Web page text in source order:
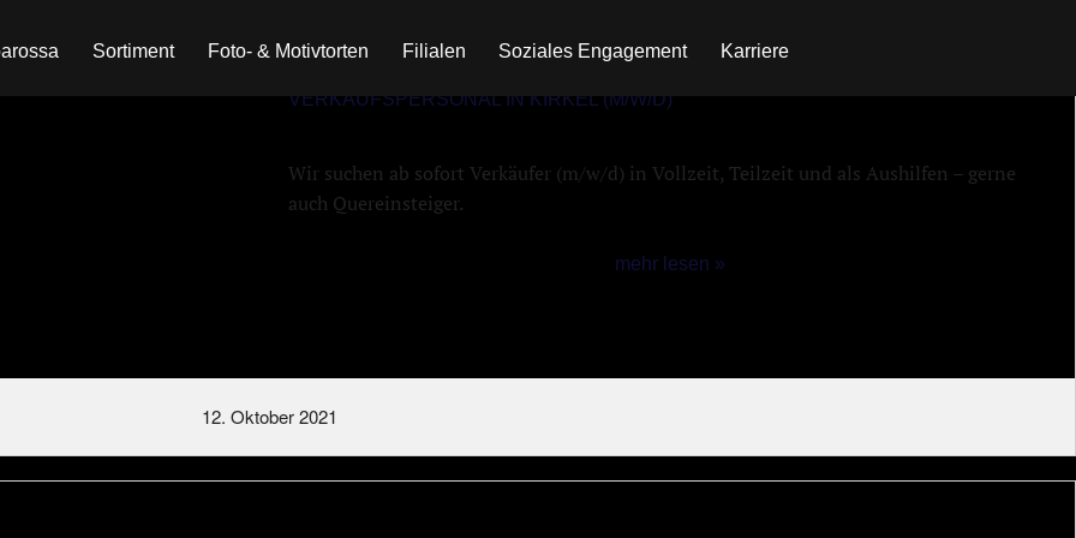
Sortiment Foto- & Motivtorten Filialen Soziales Engagement Karriere
VERKAUFSPERSONAL IN KIRKEL (M/W/D)
Wir suchen ab sofort Verkäufer (m/w/d) in Vollzeit, Teilzeit und als Aushilfen – gerne
auch Quereinsteiger.
mehr lesen »
12. Oktober 2021